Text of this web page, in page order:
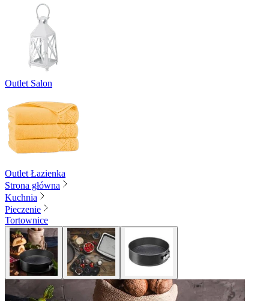
Outlet Salon
Outlet Łazienka
Strona główna
Kuchnia
Pieczenie
Tortownice